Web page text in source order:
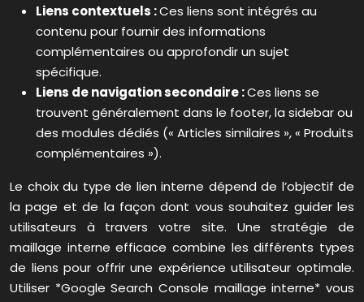
Liens contextuels :Ces liens sont intégrés au
contenu pour fournir des informations
complémentaires ou approfondir un sujet
spécifique.
Liens de navigation secondaire :Ces liens se
trouvent généralement dans le footer, la sidebar ou
des modules dédiés (« Articles similaires », « Produits
complémentaires »).
Le choix du type de lien interne dépend de l’objectif de
la page et de la façon dont vous souhaitez guider les
utilisateurs à travers votre site. Une stratégie de
maillage interne efficace combine les différents types
de liens pour offrir une expérience utilisateur optimale.
Utiliser *Google Search Console maillage interne* vous